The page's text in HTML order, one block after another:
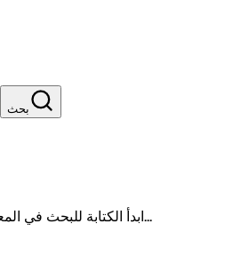
بحث
ابدأ الكتابة للبحث في المعارض والمساحات الثقافية والخدمات والمزيد...